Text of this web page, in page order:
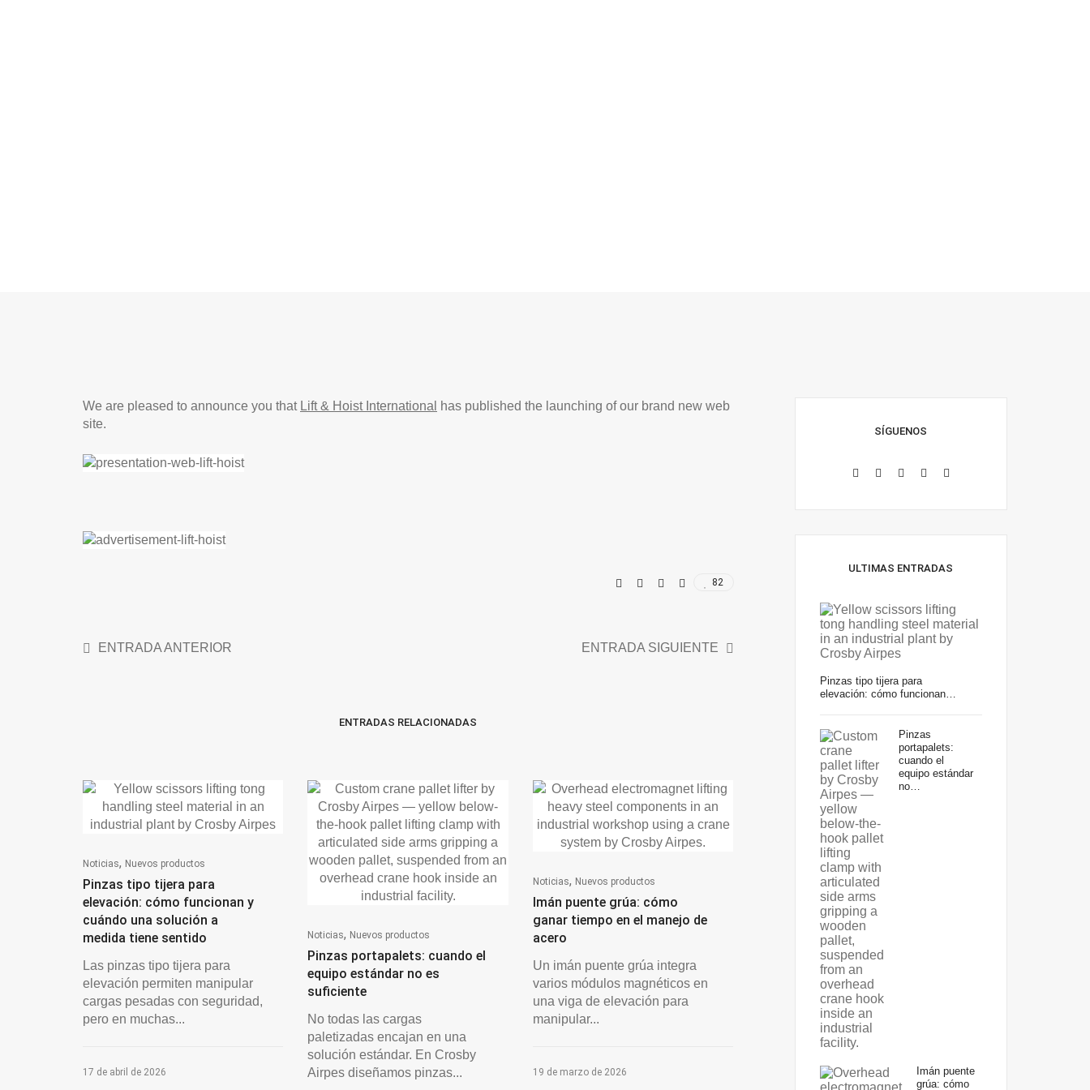
We are pleased to announce you that Lift & Hoist International
has published the launching of our brand new web
site.
82
ENTRADA ANTERIOR ENTRADA SIGUIENTE
ENTRADAS RELACIONADAS
Noticias, Nuevos productos
Pinzas tipo tijera para
elevación: cómo funcionan y
cuándo una solución a
medida tiene sentido
Las pinzas tipo tijera para
elevación permiten manipular
cargas pesadas con seguridad,
pero en muchas...
17 de abril de 2026
Noticias, Nuevos productos
Pinzas portapalets: cuando el
equipo estándar no es
suficiente
No todas las cargas
paletizadas encajan en una
solución estándar. En Crosby
Airpes diseñamos pinzas...
Noticias, Nuevos productos
Imán puente grúa: cómo
ganar tiempo en el manejo de
acero
Un imán puente grúa integra
varios módulos magnéticos en
una viga de elevación para
manipular...
19 de marzo de 2026
SÍGUENOS
ULTIMAS ENTRADAS
Pinzas tipo tijera para
elevación: cómo funcionan…
Pinzas
portapalets:
cuando el
equipo estándar
no…
Imán puente
grúa: cómo